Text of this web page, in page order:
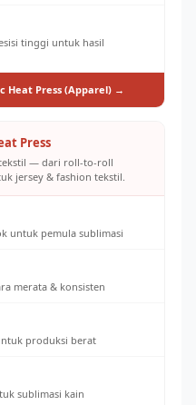
tinggi untuk hasil
Heat Press (Apparel) →
Press
tekstil — dari roll-to-roll
jersey & fashion tekstil.
untuk pemula sublimasi
merata & konsisten
produksi berat
sublimasi kain